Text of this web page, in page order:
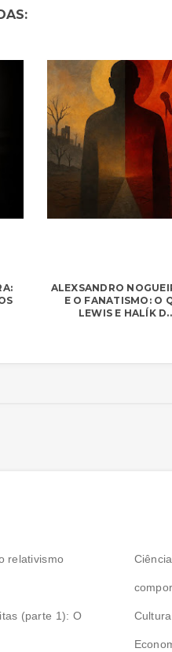
ALEXSANDRO
E O FANATISMO: O
LEWIS E HALÍK
relativismo
(parte 1): O
Ciência
Cultura